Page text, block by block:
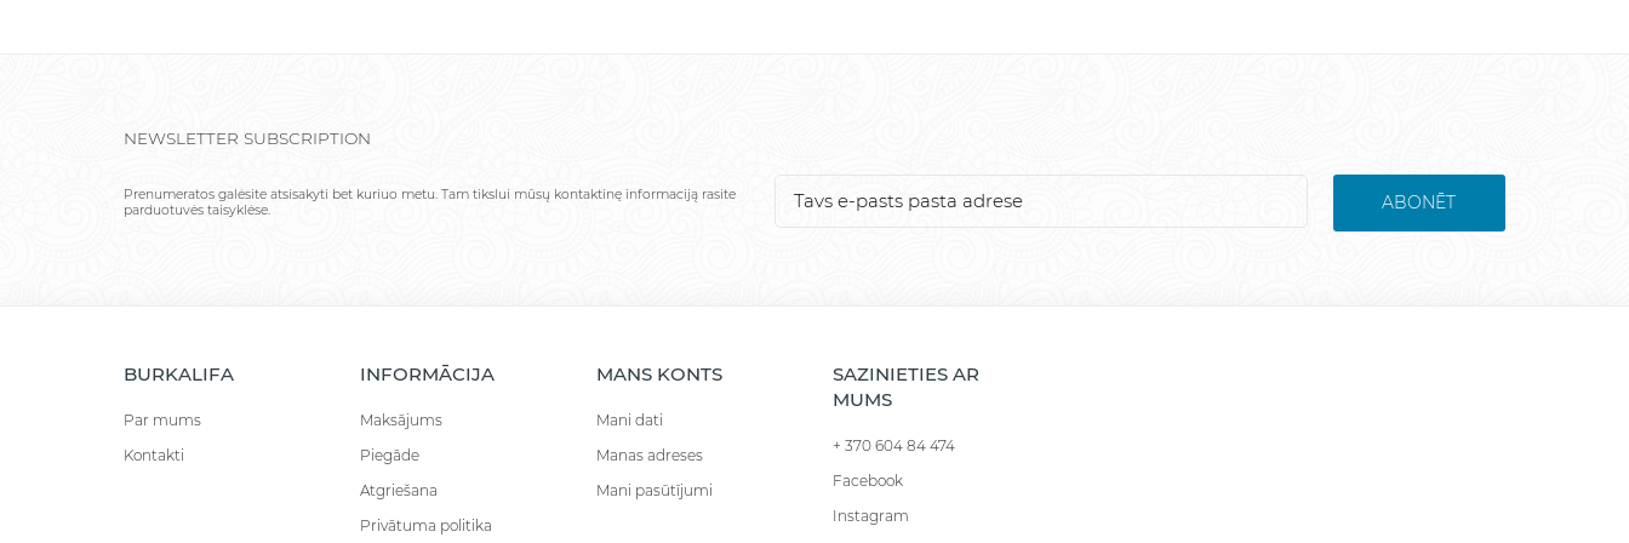
NEWSLETTER SUBSCRIPTION
Prenumeratos galėsite atsisakyti bet kuriuo metu. Tam tikslui mūsų kontaktinę informaciją rasite
parduotuvės taisyklėse.
ABONĒT
BURKALIFA
Par mums
Kontakti
INFORMĀCIJA
Maksājums
Piegāde
Atgriešana
Privātuma politika
MANS KONTS
Mani dati
Manas adreses
Mani pasūtījumi
SAZINIETIES AR
MUMS
+ 370 604 84 474
Facebook
Instagram